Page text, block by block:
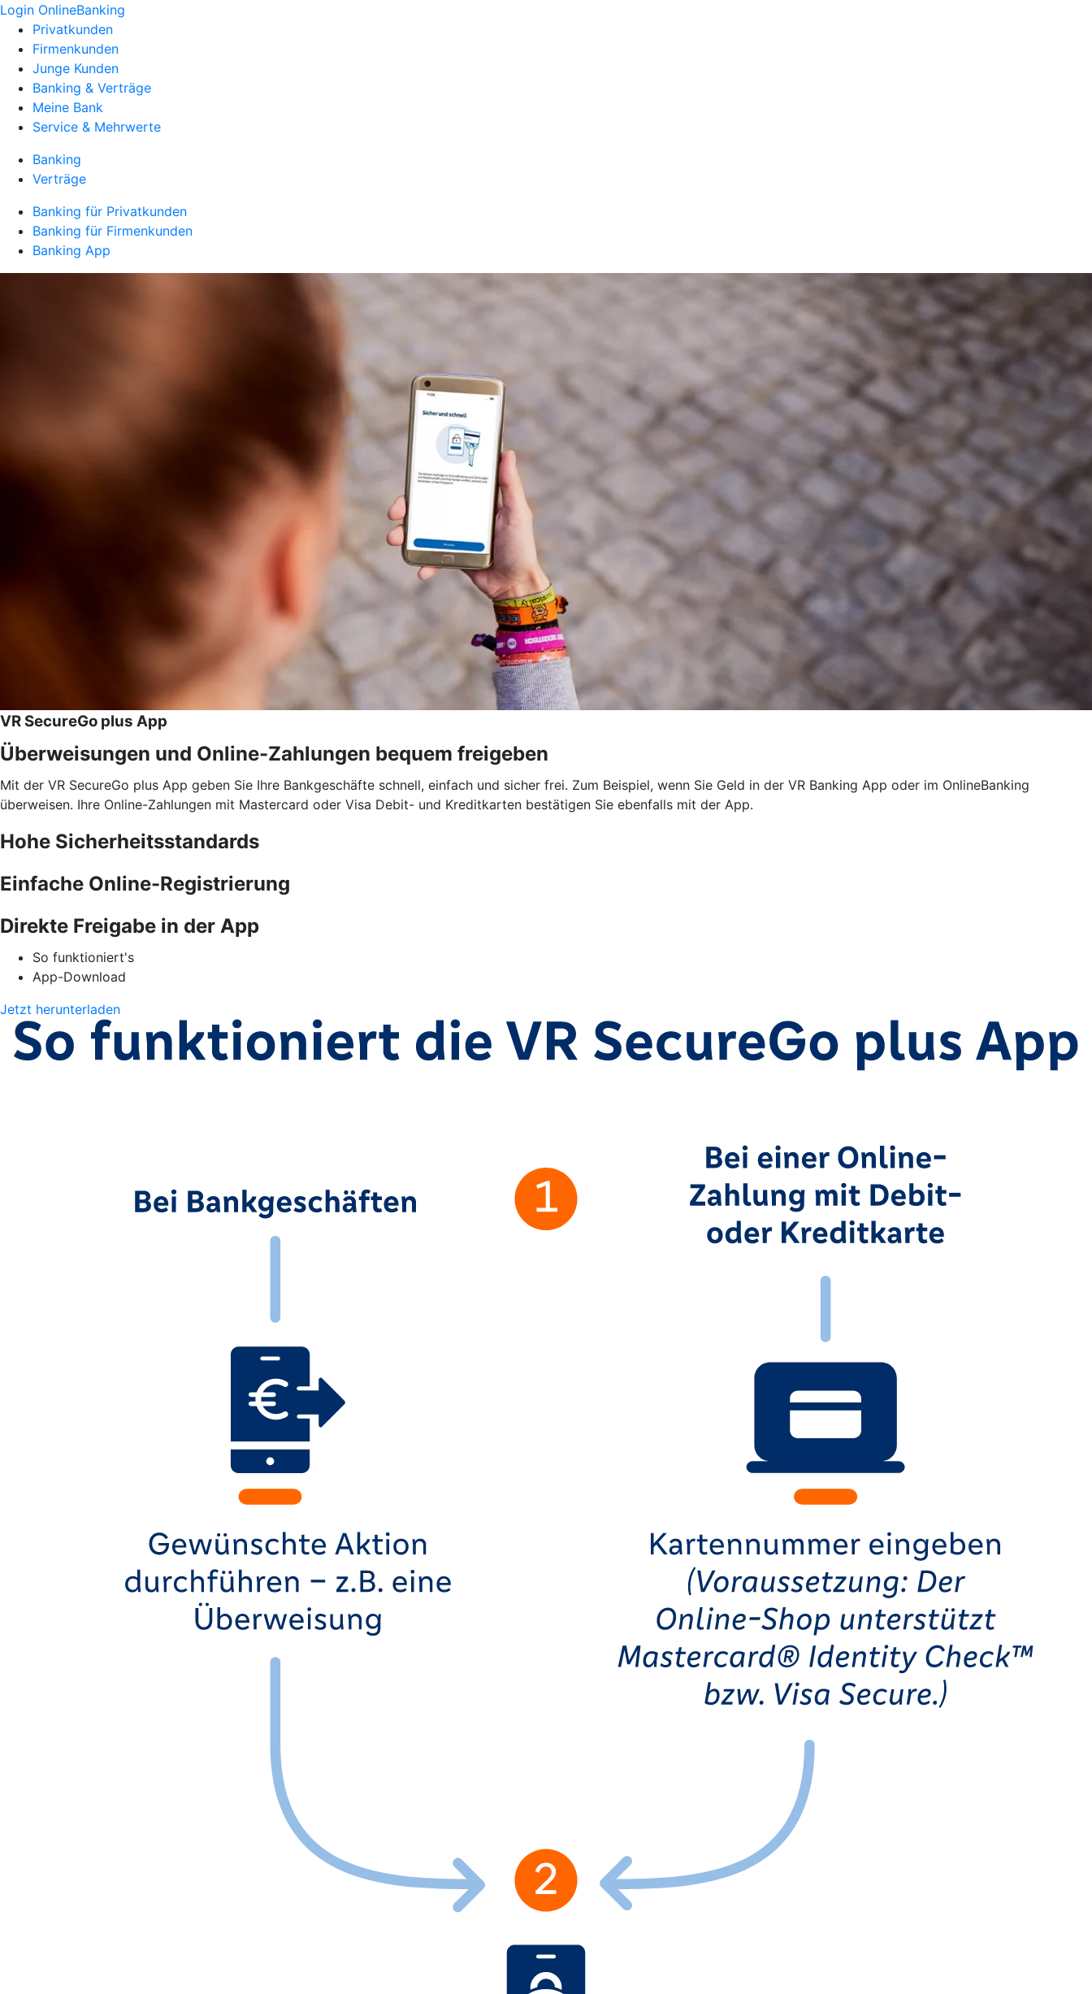
Login OnlineBanking
Privatkunden
Firmenkunden
Junge Kunden
Banking & Verträge
Meine Bank
Service & Mehrwerte
Banking
Verträge
Banking für Privatkunden
Banking für Firmenkunden
Banking App
VR SecureGo plus App
Überweisungen und Online-Zahlungen bequem freigeben
Mit der VR SecureGo plus App geben Sie Ihre Bankgeschäfte schnell, einfach und sicher frei. Zum Beispiel, wenn Sie Geld in der VR Banking App oder im OnlineBanking
überweisen. Ihre Online-Zahlungen mit Mastercard oder Visa Debit- und Kreditkarten bestätigen Sie ebenfalls mit der App.
Hohe Sicherheitsstandards
Einfache Online-Registrierung
Direkte Freigabe in der App
So funktioniert's
App-Download
Jetzt herunterladen